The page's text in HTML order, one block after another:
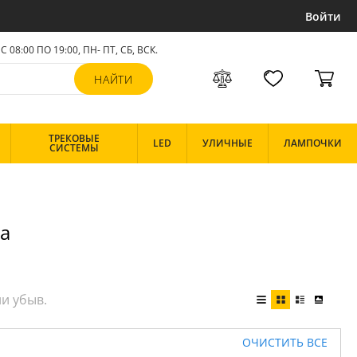
Войти
С 08:00 ПО 19:00, ПН- ПТ, СБ, ВСК.
ТРЕКОВЫЕ
СИСТЕМЫ LED УЛИЧНЫЕ ЛАМПОЧКИ
ОЧИСТИТЬ ВСЕ